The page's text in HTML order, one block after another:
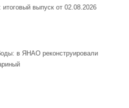
выпуск от 02.08.2026
в ЯНАО реконструировали